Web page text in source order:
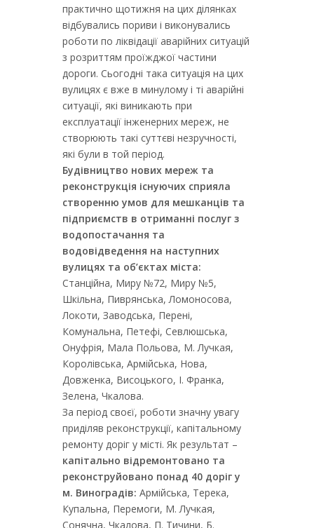
практично щотижня на цих ділянках
відбувались пориви і виконувались
роботи по ліквідації аварійних ситуацій
з розриттям проїжджої частини
дороги. Сьогодні така ситуація на цих
вулицях є вже в минулому і ті аварійні
ситуації, які виникають при
експлуатації інженерних мереж, не
створюють такі суттєві незручності,
які були в той період.
Будівництво нових мереж та
реконструкція існуючих сприяла
створенню умов для мешканців та
підприємств в отриманні послуг з
водопостачання та
водовідведення на наступних
вулицях та об’єктах міста:
Станційна, Миру №72, Миру №5,
Шкільна, Пиврянська, Ломоносова,
Локоти, Заводська, Перені,
Комунальна, Петефі, Севлюшська,
Онуфрія, Мала Польова, М. Лучкая,
Королівська, Армійська, Нова,
Довженка, Висоцького, І. Франка,
Зелена, Чкалова.
За період своєї, роботи значну увагу
приділяв реконструкції, капітальному
ремонту доріг у місті. Як результат –
капітально відремонтовано та
реконструйовано понад 40 доріг у
м. Виноградів: Армійська, Терека,
Купальна, Перемоги, М. Лучкая,
Сонячна, Чкалова, П. Тичини, Б.